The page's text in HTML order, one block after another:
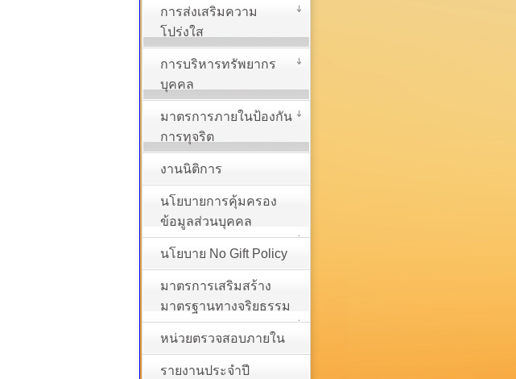
การส่งเสริมความ
โปร่งใส
การบริหารทรัพยากร
บุคคล
มาตรการภายในป้องกัน
การทุจริต
งานนิติการ
นโยบายการคุ้มครอง
ข้อมูลส่วนบุคคล
นโยบาย No Gift Policy
มาตรการเสริมสร้าง
มาตรฐานทางจริยธรรม
หน่วยตรวจสอบภายใน
รายงานประจำปี